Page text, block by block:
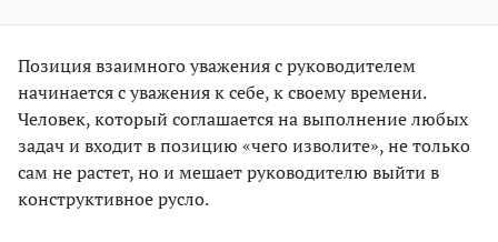
Позиция взаимного уважения с руководителем
начинается с уважения к себе, к своему времени.
Человек, который соглашается на выполнение любых
задач и входит в позицию «чего изволите», не только
сам не растет, но и мешает руководителю выйти в
конструктивное русло.